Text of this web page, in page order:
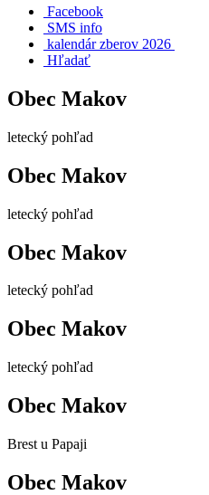
Facebook
SMS info
​ kalendár zberov 2026
Hľadať
Obec Makov
letecký pohľad
Obec Makov
letecký pohľad
Obec Makov
letecký pohľad
Obec Makov
letecký pohľad
Obec Makov
Brest u Papaji
Obec Makov